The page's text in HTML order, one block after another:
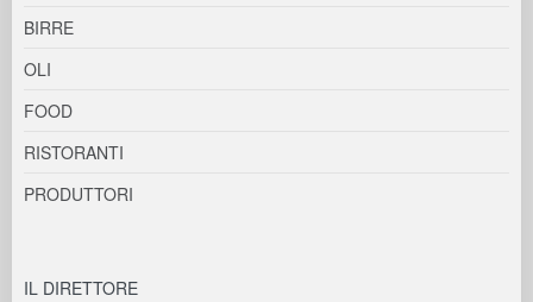
BIRRE
OLI
FOOD
RISTORANTI
PRODUTTORI
IL DIRETTORE